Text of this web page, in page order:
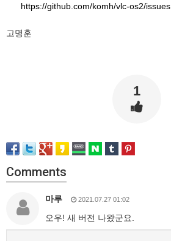
https://github.com/komh/vlc-os2/issues
고명훈
1
Comments
마루 2021.07.27 01:02
오우! 새 버전 나왔군요.